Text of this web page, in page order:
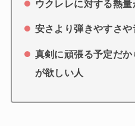
ウクレレに対する熱量
安さより弾きやすさ
真剣に頑張る予定だ
が欲しい人